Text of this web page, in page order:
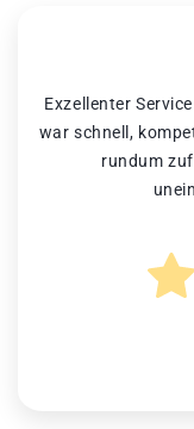
Exzellenter
war schnell,
rundum